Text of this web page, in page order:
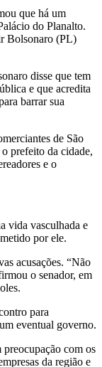
que há um
do Planalto.
Bolsonaro (PL)
disse que tem
e que acredita
barrar sua
de São
prefeito da cidade,
e o
vida vasculhada e
por ele.
acusações. “Não
o senador, em
para
eventual governo.
preocupação com os
da região e